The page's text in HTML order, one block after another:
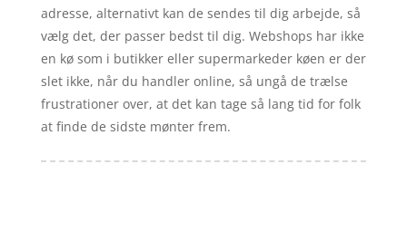
adresse, alternativt kan de sendes til dig arbejde, så
vælg det, der passer bedst til dig. Webshops har ikke
en kø som i butikker eller supermarkeder køen er der
slet ikke, når du handler online, så ungå de trælse
frustrationer over, at det kan tage så lang tid for folk
at finde de sidste mønter frem.